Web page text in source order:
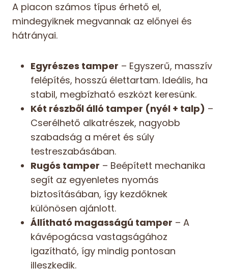
A piacon számos típus érhető el,
mindegyiknek megvannak az előnyei és
hátrányai.
Egyrészes tamper – Egyszerű, masszív
felépítés, hosszú élettartam. Ideális, ha
stabil, megbízható eszközt keresünk.
Két részből álló tamper (nyél + talp) –
Cserélhető alkatrészek, nagyobb
szabadság a méret és súly
testreszabásában.
Rugós tamper – Beépített mechanika
segít az egyenletes nyomás
biztosításában, így kezdőknek
különösen ajánlott.
Állítható magasságú tamper – A
kávépogácsa vastagságához
igazítható, így mindig pontosan
illeszkedik.